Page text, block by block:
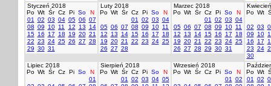
Styczeń 2018
Po Wt Śr Cz Pi So
N
01
02 03 04 05 06 07
08 09 10 11 12 13
14
15 16 17 18 19 20 21
22 23 24 25 26 27 28
29 30 31
Luty 2018
Po Wt Śr Cz Pi So
N
01
02 03 04
05 06 07 08 09 10 11
12
13 14 15 16 17
18
19 20 21 22 23 24 25
26 27 28
Marzec 2018
Po Wt Śr Cz Pi So
N
01
02 03 04
05 06 07 08 09 10 11
12
13 14 15 16 17
18
19 20 21 22 23 24 25
26 27 28 29 30 31
Po Wt
02 03
09
10
16
17
23 24
30
Lipiec 2018
Po Wt Śr Cz Pi So
N
01
Sierpień 2018
Po Wt Śr Cz Pi So
N
01
02 03 04 05
Wrzesień 2018
Po Wt Śr Cz Pi So
N
01
02
Po Wt
01
02